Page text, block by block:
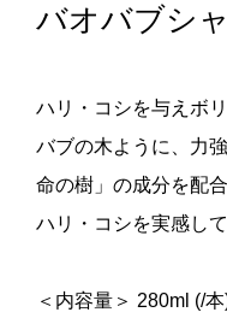
バオバブシ
ハリ・コシを与えボ
バブの木ように、力
命の樹」の成分を配
ハリ・コシを実感して
＜内容量＞ 280ml (/